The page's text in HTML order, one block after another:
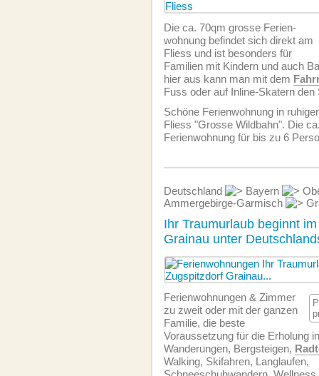
Die ca. 70qm grosse Ferien­
wohnung befindet sich direkt am
Fliess und ist besonders für
Familien mit Kindern und auch
hier aus kann man mit dem
Fuss oder auf Inline-Skatern
Schöne Ferien­wohnung in
Fliess "Grosse Wildbahn". Die
Ferien­wohnung für bis zu 6 Perso
Deutschland Bayern
Ammergebirge-Garmisch
Ihr Traumurlaub beginnt
Grainau unter
Ferien­wohnungen & Zimmer
zu zweit oder mit der ganzen
Familie, die beste
Voraussetzung für die Erholung
Wanderungen, Bergsteigen,
Walking, Skifahren, Langlaufen,